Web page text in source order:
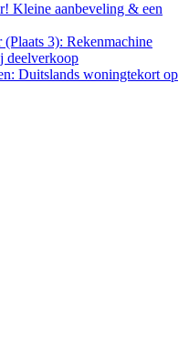
Kleine aanbeveling & een
3): Rekenmachine
deelverkoop
Duitslands woningtekort op